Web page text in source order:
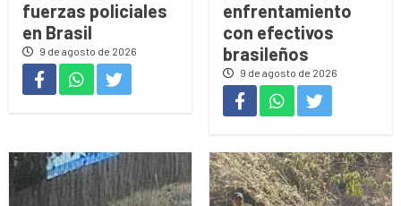
fuerzas policiales
en Brasil
9 de agosto de 2026
enfrentamiento
con efectivos
brasileños
9 de agosto de 2026